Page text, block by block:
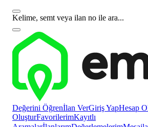
Kelime, semt veya ilan no ile ara...
Değerini Öğrenİlan VerGiriş YapHesap
OluşturFavorilerimKayıtlı